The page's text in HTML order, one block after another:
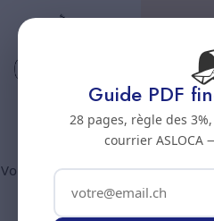
Code
Nettoyage
Code
Vous êtes au code postal1255?
la commune de :Veyrier
prestations disponibles,
Guide PDF
28 pages, règle des
courrier ASLOCA